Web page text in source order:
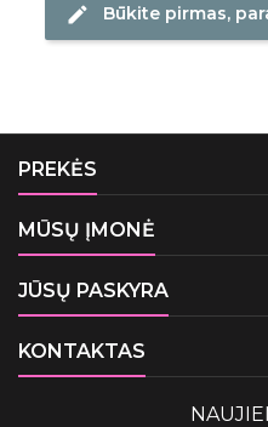
edit Būkite pirmas,
PREKĖS
MŪSŲ ĮMONĖ
JŪSŲ PASKYRA
KONTAKTAS